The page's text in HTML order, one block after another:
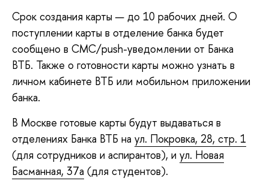
Срок создания карты — до 10 рабочих дней. О
поступлении карты в отделение банка будет
сообщено в СМС/push-уведомлении от Банка
ВТБ. Также о готовности карты можно узнать в
личном кабинете ВТБ или мобильном приложении
банка.
В Москве готовые карты будут выдаваться в
отделениях Банка ВТБ на ул. Покровка, 28, стр. 1
(для сотрудников и аспирантов), и ул. Новая
Басманная, 37а (для студентов).